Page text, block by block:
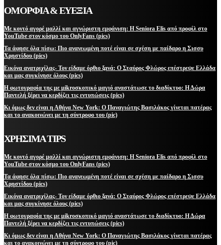
ΟΜΟΡΦΙΑ & ΕΥΕΞΙΑ
Με κοντό αγορέ μαλλί και αγνώριστη εμφάνιση: Η Seniora Elis από προφίλ στο
YouTube στον κόσμο του OnlyFans (pics)
Τα άφησε όλα πίσω: Πιο ανανεωμένη ποτέ είναι σε σχέση με παίδαρο η Σισσυ
Χρηστίδου (pics)
Εικόνα ανατριχίλας- Τον είδαμε όρθιο ξανά: Ο Σταύρος Φλώρος επέστρεψε Ελλάδα
και μας συγκίνησε όλους (pics)
Η φωτογραφία της με μikroσκοπικό μαγιό αναστάτωσε το διαδίκτυο: Η Δώρα
Παντελή ξέρει να κερδίζει τις εντυπώσεις (pics)
Κι όμως δεν είναι η Αθήνα New York: Ο Παναγιώτης Βασιλάκος γίνεται πατέρας
και το ανακοινώνει με τη σύντροφο του (pic)
ΧΡΗΣΙΜΑ TIPS
Με κοντό αγορέ μαλλί και αγνώριστη εμφάνιση: Η Seniora Elis από προφίλ στο
YouTube στον κόσμο του OnlyFans (pics)
Τα άφησε όλα πίσω: Πιο ανανεωμένη ποτέ είναι σε σχέση με παίδαρο η Σισσυ
Χρηστίδου (pics)
Εικόνα ανατριχίλας- Τον είδαμε όρθιο ξανά: Ο Σταύρος Φλώρος επέστρεψε Ελλάδα
και μας συγκίνησε όλους (pics)
Η φωτογραφία της με μikroσκοπικό μαγιό αναστάτωσε το διαδίκτυο: Η Δώρα
Παντελή ξέρει να κερδίζει τις εντυπώσεις (pics)
Κι όμως δεν είναι η Αθήνα New York: Ο Παναγιώτης Βασιλάκος γίνεται πατέρας
και το ανακοινώνει με τη σύντροφο του (pic)